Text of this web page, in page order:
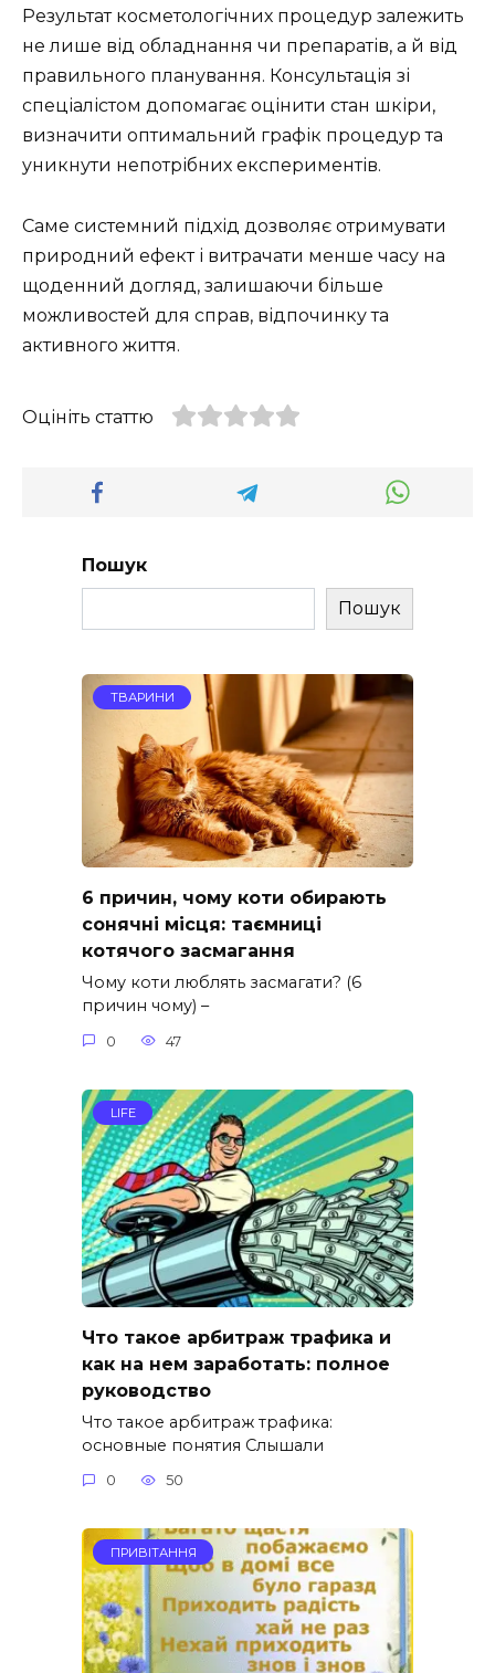
Результат косметологічних процедур залежить
не лише від обладнання чи препаратів, а й від
правильного планування. Консультація зі
спеціалістом допомагає оцінити стан шкіри,
визначити оптимальний графік процедур та
уникнути непотрібних експериментів.
Саме системний підхід дозволяє отримувати
природний ефект і витрачати менше часу на
щоденний догляд, залишаючи більше
можливостей для справ, відпочинку та
активного життя.
Оцініть статтю
Пошук
Пошук
ТВАРИНИ
6 причин, чому коти обирають
сонячні місця: таємниці
котячого засмагання
Чому коти люблять засмагати? (6
причин чому) –
0 47
LIFE
Что такое арбитраж трафика и
как на нем заработать: полное
руководство
Что такое арбитраж трафика:
основные понятия Слышали
0 50
ПРИВІТАННЯ